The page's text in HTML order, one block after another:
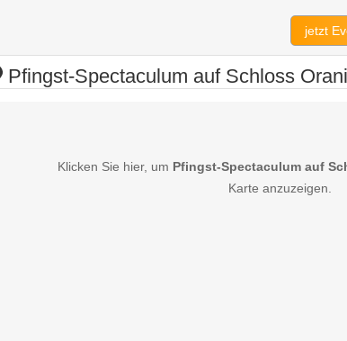
jetzt
Pfingst-Spectaculum auf Schloss
Klicken Sie hier, um Pfingst-Spectaculum auf
Karte anzuzeigen.